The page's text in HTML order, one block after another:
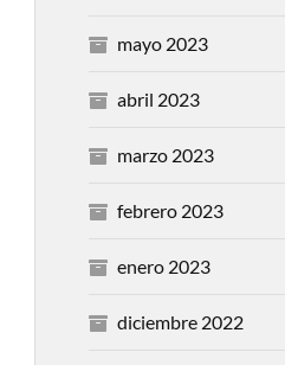
mayo 2023
abril 2023
marzo 2023
febrero 2023
enero 2023
diciembre 2022